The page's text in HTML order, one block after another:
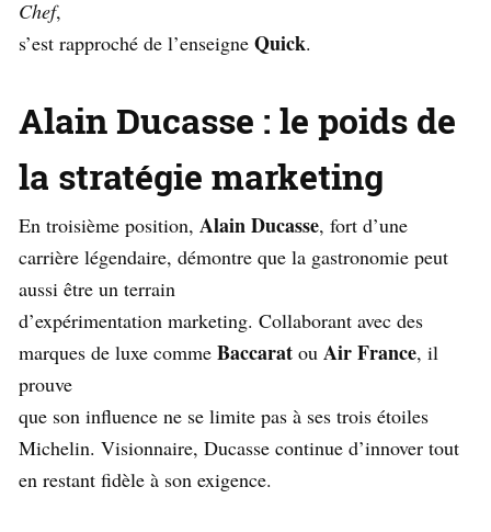
Chef,
s’est rapproché de l’enseigne Quick.
Alain Ducasse : le poids de
la stratégie marketing
En troisième position, Alain Ducasse, fort d’une
carrière légendaire, démontre que la gastronomie peut
aussi être un terrain
d’expérimentation marketing. Collaborant avec des
marques de luxe comme Baccarat ou Air France, il
prouve
que son influence ne se limite pas à ses trois étoiles
Michelin. Visionnaire, Ducasse continue d’innover tout
en restant fidèle à son exigence.